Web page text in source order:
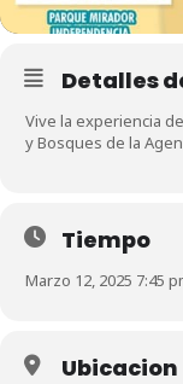
Detalles
Vive la experiencia
y Bosques de la
Tiempo
Marzo 12, 2025 7:45
Ubicacion